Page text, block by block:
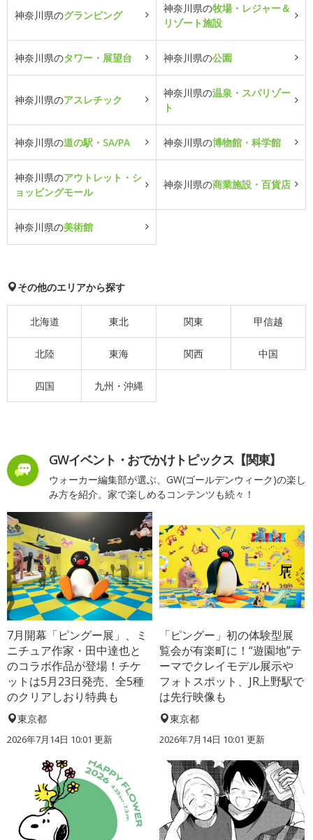
神奈川県のグランピング
神奈川県の牧場・レジャー＆
リゾート施設
神奈川県のタワー・展望台 神奈川県の公園
神奈川県のアスレチック
神奈川県の温泉・スパリゾー
ト
神奈川県の道の駅・SA/PA 神奈川県の博物館・科学館
神奈川県のアウトレット・シ
ョッピングモール
神奈川県の商業施設・百貨店
神奈川県の美術館
その他のエリアから探す
北海道 東北 関東 甲信越
北陸 東海 関西 中国
四国 九州・沖縄
GWイベント・おでかけトピックス【関東】
ウォーカー編集部が選ぶ、GW(ゴールデンウィーク)の楽し
み方を紹介。家で楽しめるコンテンツも続々！
7月開幕「ピングー展」、ミ
ニチュア作家・田中達也と
のコラボ作品が登場！チケ
ットは5月23日発売、全5種
のクリアしおり特典も
東京都
2026年7月14日 10:01 更新
「ピングー」初の体験型展
覧会が有楽町に！“遊園地”テ
ーマでクレイモデル展示や
フォトスポット、JR上野駅で
は先行映像も
東京都
2026年7月14日 10:01 更新